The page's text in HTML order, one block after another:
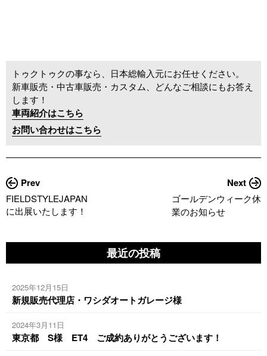
トゥクトゥクの事なら、日本総輸入元にお任せください。
新車販売・中古車販売・カスタム、どんなご相談にもお答え
します！
車両紹介はこちら
お問い合わせはこちら
Prev
FIELDSTYLEJAPAN
に出展いたします！
Next
ゴールデンウィーク休
業のお知らせ
最近の投稿
新規販売代理店・ワシダオートガレージ様
2025年12月15日
東京都 S様 ET4 ご成約ありがとうございます！
2024年3月11日